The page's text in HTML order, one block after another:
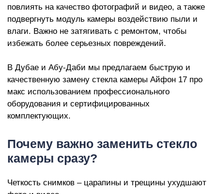
повлиять на качество фотографий и видео, а также
подвергнуть модуль камеры воздействию пыли и
влаги. Важно не затягивать с ремонтом, чтобы
избежать более серьезных повреждений.
В Дубае и Абу-Даби мы предлагаем быструю и
качественную замену стекла камеры Айфон 17 про
макс использованием профессионального
оборудования и сертифицированных
комплектующих.
Почему важно заменить стекло
камеры сразу?
Четкость снимков – царапины и трещины ухудшают